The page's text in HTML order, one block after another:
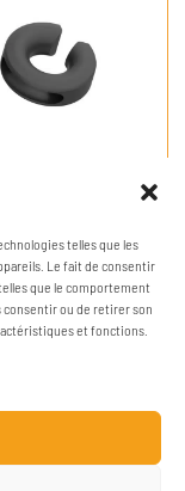
telles que les
Le fait de consentir
que le comportement
consentir ou de retirer son
et fonctions.